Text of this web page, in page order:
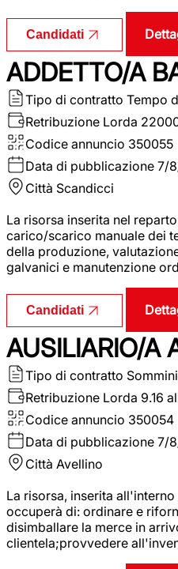
Candidati
ADDETTO/A
Tipo di contratto Tempo
Retribuzione Lorda
Codice annuncio 350055
Data di pubblicazione 7/
Città Scandicci
La risorsa inserita nel
carico/scarico manuale dei
della produzione,
galvanici e manutenzione
Candidati
AUSILIARIO/A
Tipo di contratto
Retribuzione Lorda 9.16
Codice annuncio 350054
Data di pubblicazione 7/
Città Avellino
La risorsa, inserita
occuperà di: ordinare e
disimballare la merce in
clientela;provvedere